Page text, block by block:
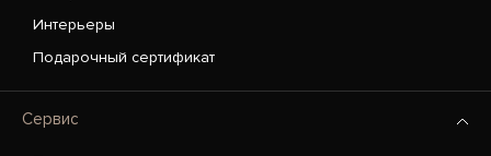
Интерьеры
Подарочный сертификат
Сервис